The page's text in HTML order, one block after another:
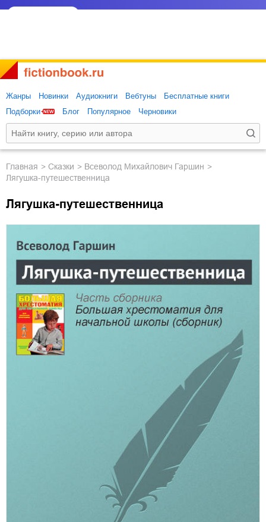
Жанры Новинки Аудиокниги Вебтуны
Бесплатные книги
Подборки
Блог Популярное Черновики
Главная сказки
Всеволод Михайлович Гаршин
Лягушка-путешественница
Лягушка-путешественница